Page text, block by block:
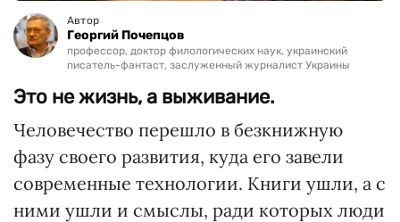
Автор
Георгий Почепцов
профессор, доктор филологических наук, украинский
писатель-фантаст, заслуженный журналист Украины
Это не жизнь, а выживание.
Человечество перешло в безкнижную
фазу своего развития, куда его завели
современные технологии. Книги ушли, а с
ними ушли и смыслы, ради которых люди